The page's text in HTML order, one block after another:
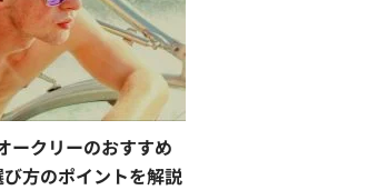
ークリーのおすすめ
方のポイントを解説